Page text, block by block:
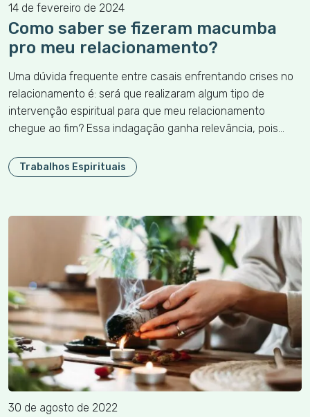
14 de fevereiro de 2024
Como saber se fizeram macumba
pro meu relacionamento?
Uma dúvida frequente entre casais enfrentando crises no
relacionamento é: será que realizaram algum tipo de
intervenção espiritual para que meu relacionamento
chegue ao fim? Essa indagação ganha relevância, pois…
Trabalhos Espirituais
30 de agosto de 2022